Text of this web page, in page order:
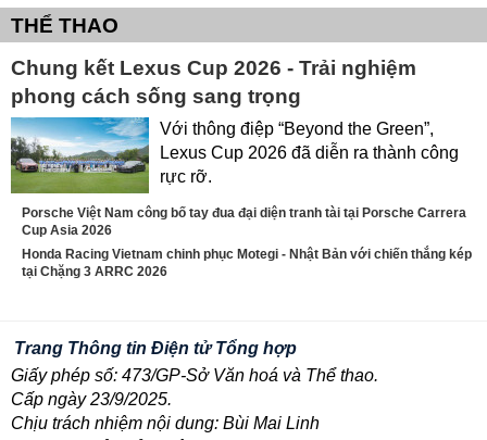
THỂ THAO
Chung kết Lexus Cup 2026 - Trải nghiệm
phong cách sống sang trọng
Với thông điệp “Beyond the Green”,
Lexus Cup 2026 đã diễn ra thành công
rực rỡ.
Porsche Việt Nam công bố tay đua đại diện tranh tài tại Porsche Carrera
Cup Asia 2026
Honda Racing Vietnam chinh phục Motegi - Nhật Bản với chiến thắng kép
tại Chặng 3 ARRC 2026
Trang Thông tin Điện tử Tổng hợp
Giấy phép số: 473/GP-Sở Văn hoá và Thể thao.
Cấp ngày 23/9/2025.
Chịu trách nhiệm nội dung: Bùi Mai Linh